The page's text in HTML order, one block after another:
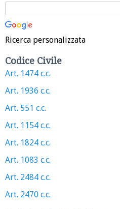
Ricerca personalizzata
Codice Civile
Art. 1474 c.c.
Art. 1936 c.c.
Art. 551 c.c.
Art. 1154 c.c.
Art. 1824 c.c.
Art. 1083 c.c.
Art. 2484 c.c.
Art. 2470 c.c.